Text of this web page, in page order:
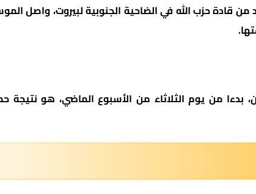
قادة حزب الله في الضاحية الجنوبية لبيروت، واصل
من يوم الثلاثاء من الأسبوع الماضي، هو نتيجة